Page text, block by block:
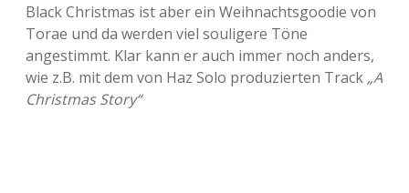
Black Christmas ist aber ein Weihnachtsgoodie von
Torae und da werden viel souligere Töne
angestimmt. Klar kann er auch immer noch anders,
wie z.B. mit dem von Haz Solo produzierten Track „A
Christmas Story“